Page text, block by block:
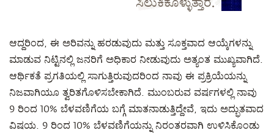
ಸಿಲುಕಿಕೊಳ್ಳುತ್ತಾರೆ.
ಆದ್ದರಿಂದ, ಈ ಅರಿವನ್ನು ಹರಡುವುದು ಮತ್ತು ಸೂಕ್ತವಾದ ಆಯ್ಕೆಗಳನ್ನು
ಮಾಡುವ ನಿಟ್ಟಿನಲ್ಲಿ ಜನರಿಗೆ ಅಧಿಕಾರ ನೀಡುವುದು ಅತ್ಯಂತ ಮುಖ್ಯವಾಗಿದೆ.
ಆರ್ಥಿಕತೆ ಪ್ರಗತಿಯಲ್ಲಿ ಸಾಗುತ್ತಿರುವುದರಿಂದ ನಾವು ಈ ಪ್ರಕ್ರಿಯೆಯನ್ನು
ನಿಜವಾಗಿಯೂ ತ್ವರಿತಗೊಳಿಸಬೇಕಾಗಿದೆ. ಮುಂಬರುವ ವರ್ಷಗಳಲ್ಲಿ ನಾವು
9 ರಿಂದ 10% ಬೆಳವಣಿಗೆಯ ಬಗ್ಗೆ ಮಾತನಾಡುತ್ತಿದ್ದೇವೆ, ಇದು ಅದ್ಭುತವಾದ
ವಿಷಯ. 9 ರಿಂದ 10% ಬೆಳವಣಿಗೆಯನ್ನು ನಿರಂತರವಾಗಿ ಉಳಿಸಿಕೊಂಡು